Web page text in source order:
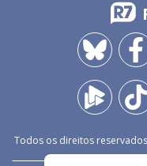
Todos os direitos